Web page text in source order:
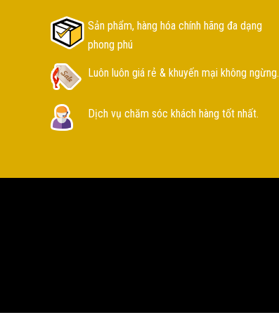
Sản phẩm, hàng hóa chính hãng đa dạng
phong phú
Luôn luôn giá rẻ & khuyến mại không ngừng.
Dịch vụ chăm sóc khách hàng tốt nhất.